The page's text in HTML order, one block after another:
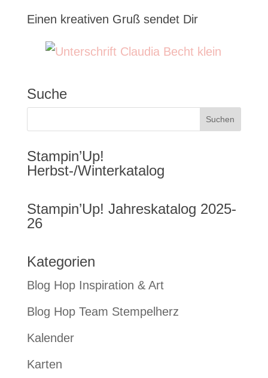
Einen kreativen Gruß sendet Dir
Suche
Stampin’Up!
Herbst-/Winterkatalog
Stampin’Up! Jahreskatalog 2025-
26
Kategorien
Blog Hop Inspiration & Art
Blog Hop Team Stempelherz
Kalender
Karten